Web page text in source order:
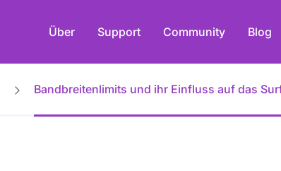
Über Support Community Blog
Bandbreitenlimits und ihr Einfluss auf das